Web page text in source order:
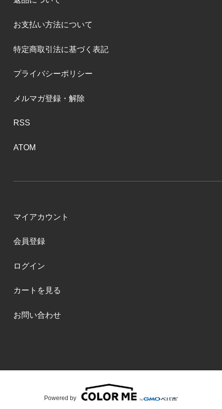
お支払い方法について
特定商取引法に基づく表記
プライバシーポリシー
メルマガ登録・解除
RSS
ATOM
マイアカウント
会員登録
ログイン
カートを見る
お問い合わせ
Powered by